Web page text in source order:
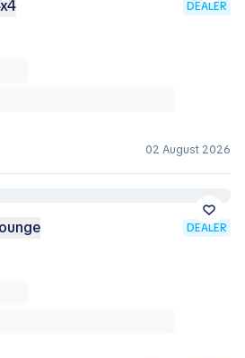
DEALER
02 August 2026
DEALER